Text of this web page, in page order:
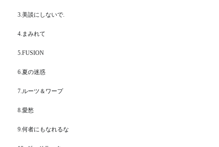
3.美談にしないで.
4.まみれて
5.FUSION
6.夏の迷惑
7.ルーツ＆ワープ
8.愛愁
9.何者にもなれるな